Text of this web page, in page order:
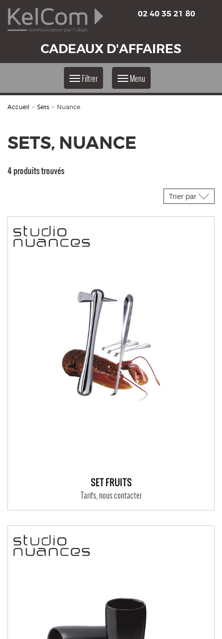
02 40 35 21 80
CADEAUX D'AFFAIRES
Filtrer Menu
Accueil > Sets > Nuance
SETS, NUANCE
4 produits trouvés
Trier par
SET FRUITS
Tarifs, nous contacter